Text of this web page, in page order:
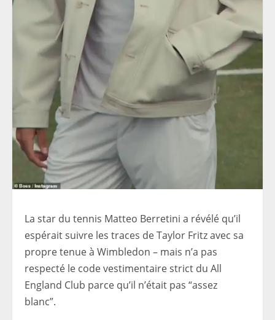
La star du tennis Matteo Berretini a révélé qu’il
espérait suivre les traces de Taylor Fritz avec sa
propre tenue à Wimbledon – mais n’a pas
respecté le code vestimentaire strict du All
England Club parce qu’il n’était pas “assez
blanc”.